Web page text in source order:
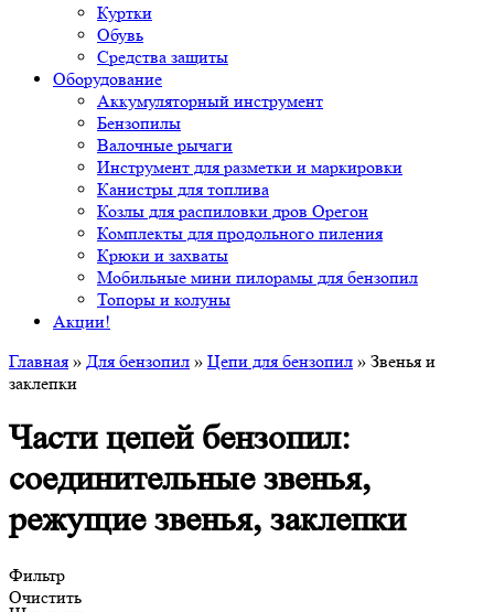
Куртки
Обувь
Средства защиты
Оборудование
Аккумуляторный инструмент
Бензопилы
Валочные рычаги
Инструмент для разметки и маркировки
Канистры для топлива
Козлы для распиловки дров Орегон
Комплекты для продольного пиления
Крюки и захваты
Мобильные мини пилорамы для бензопил
Топоры и колуны
Акции!
Главная » Для бензопил » Цепи для бензопил » Звенья и
заклепки
Части цепей бензопил:
соединительные звенья,
режущие звенья, заклепки
Фильтр
Очистить